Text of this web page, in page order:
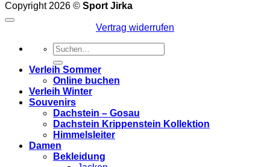
Copyright 2026 © Sport Jirka
Vertrag widerrufen
Suchen
nach:
Verleih Sommer
Online buchen
Verleih Winter
Souvenirs
Dachstein – Gosau
Dachstein Krippenstein Kollektion
Himmelsleiter
Damen
Bekleidung